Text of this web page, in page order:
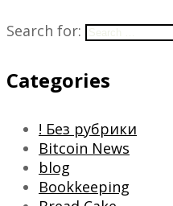
Search for:
Categories
! Без рубрики
Bitcoin News
blog
Bookkeeping